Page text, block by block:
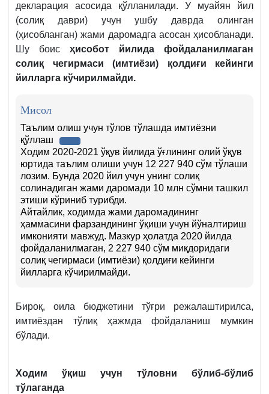
декларация асосида қўлланилади. У муайян йил
(солиқ даври) учун ушбу даврда олинган
(ҳисобланган) жами даромадга асосан ҳисобланади.
Шу боис ҳисобот йилида фойдаланилмаган
солиқ чегирмаси (имтиёзи) қолдиғи кейинги
йилларга кўчирилмайди.
Мисол
Таълим олиш учун тўлов тўлашда имтиёзни
қўллаш
Ходим 2020-2021 ўқув йилида ўғлининг олий ўқув
юртида таълим олиши учун 12 227 940 сўм тўлаши
лозим. Бунда 2020 йил учун унинг солиқ
солинадиган жами даромади 10 млн сўмни ташкил
этиши кўриниб турибди.
Айтайлик, ходимда жами даромадининг
ҳаммасини фарзандининг ўқиши учун йўналтириш
имконияти мавжуд. Мазкур ҳолатда 2020 йилда
фойдаланилмаган, 2 227 940 сўм миқдоридаги
солиқ чегирмаси (имтиёзи) қолдиғи кейинги
йилларга кўчирилмайди.
Бироқ, оила бюджетини тўғри режалаштирилса,
имтиёздан тўлиқ ҳажмда фойдаланиш мумкин
бўлади.
Ходим ўқиш учун тўловни бўлиб-бўлиб
тўлаганда